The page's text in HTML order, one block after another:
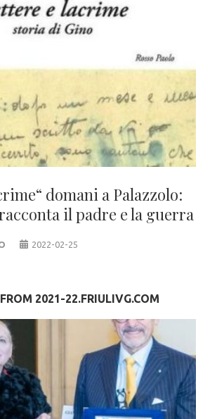
domani a Palazzolo:
il padre e la guerra
2022-02-25
2021-22.FRIULIVG.COM